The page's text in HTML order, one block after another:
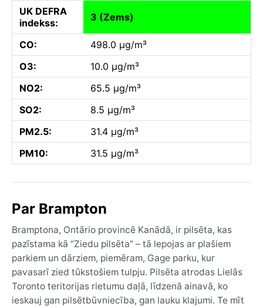
UK DEFRA
indekss:
3 (Zems)
CO:
498.0 µg/m³
O3:
10.0 µg/m³
NO2:
65.5 µg/m³
SO2:
8.5 µg/m³
PM2.5:
31.4 µg/m³
PM10:
31.5 µg/m³
Par Brampton
Bramptona, Ontārio provincē Kanādā, ir pilsēta, kas
pazīstama kā “Ziedu pilsēta” – tā lepojas ar plašiem
parkiem un dārziem, piemēram, Gage parku, kur
pavasarī zied tūkstošiem tulpju. Pilsēta atrodas Lielās
Toronto teritorijas rietumu daļā, līdzenā ainavā, ko
ieskauj gan pilsētbūvniecība, gan lauku klajumi. Te mīt